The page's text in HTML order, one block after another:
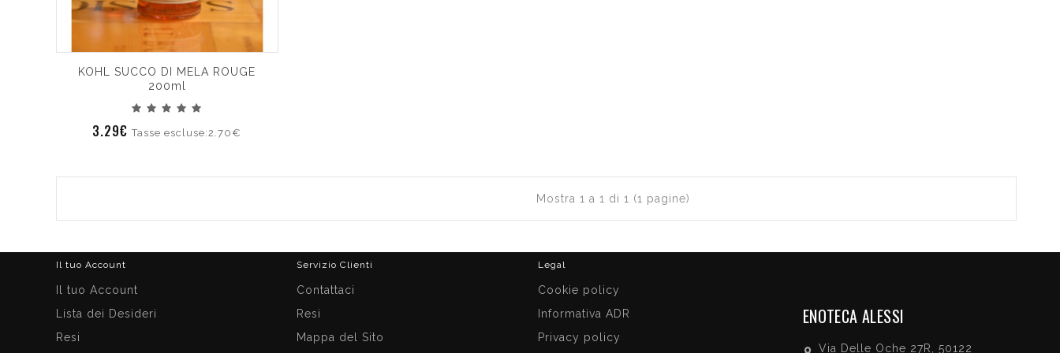
KOHL SUCCO DI MELA ROUGE
200ml
3.29€Tasse escluse:2.70€
Mostra 1 a 1 di 1 (1 pagine)
Legal
Cookie policy
Informativa ADR
Privacy policy
Servizio Clienti
Contattaci
Resi
Mappa del Sito
Il tuo Account
Il tuo Account
Lista dei Desideri
Resi
ENOTECA ALESSI
Via Delle Oche 27R, 50122